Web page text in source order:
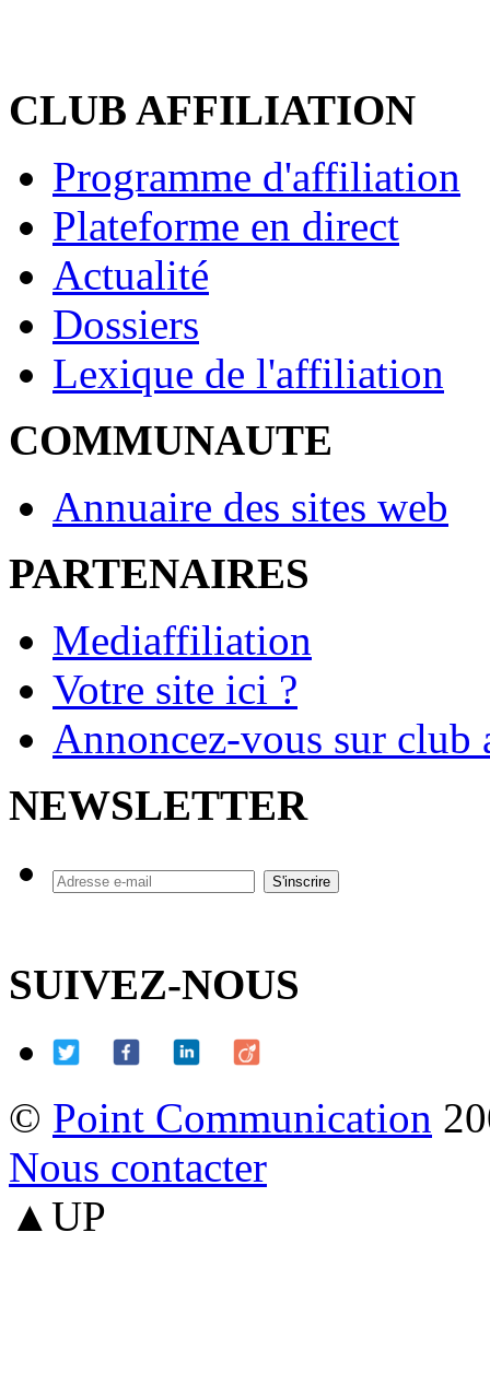
CLUB AFFILIATION
Programme d'affiliation
Plateforme en direct
Actualité
Dossiers
Lexique de l'affiliation
COMMUNAUTE
Annuaire des sites web
PARTENAIRES
Mediaffiliation
Votre site ici ?
Annoncez-vous sur
NEWSLETTER
SUIVEZ-NOUS
© Point Communication
Nous contacter
▲UP